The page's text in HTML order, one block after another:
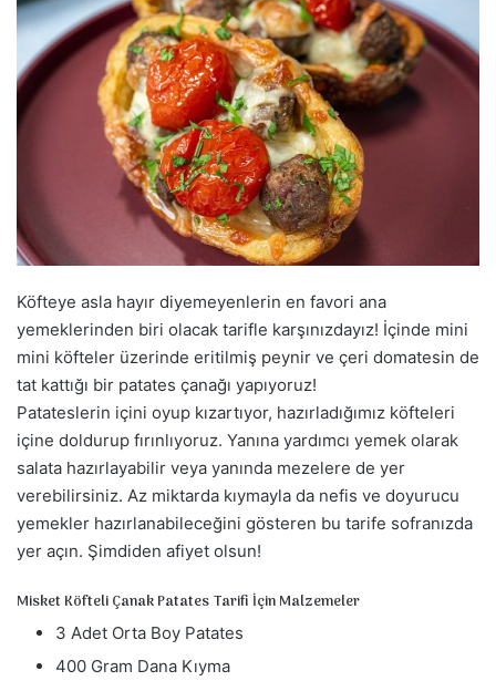
r
e
-
p
o
s
t
a
g
n
d
e
m
e
Köfteye asla hayır diyemeyenlerin en favori ana
yemeklerinden biri olacak tarifle karşınızdayız! İçinde mini
mini köfteler üzerinde eritilmiş peynir ve çeri domatesin de
tat kattığı bir patates çanağı yapıyoruz!
Patateslerin içini oyup kızartıyor, hazırladığımız köfteleri
içine doldurup fırınlıyoruz. Yanına yardımcı yemek olarak
salata hazırlayabilir veya yanında mezelere de yer
verebilirsiniz. Az miktarda kıymayla da nefis ve doyurucu
yemekler hazırlanabileceğini gösteren bu tarife sofranızda
yer açın. Şimdiden afiyet olsun!
Misket Köfteli Çanak Patates Tarifi İçin Malzemeler
3 Adet Orta Boy Patates
400 Gram Dana Kıyma